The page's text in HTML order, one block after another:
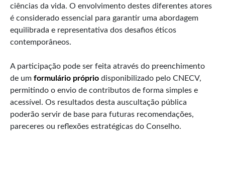
ciências da vida. O envolvimento destes diferentes atores
é considerado essencial para garantir uma abordagem
equilibrada e representativa dos desafios éticos
contemporâneos.
A participação pode ser feita através do preenchimento
de um formulário próprio disponibilizado pelo CNECV,
permitindo o envio de contributos de forma simples e
acessível. Os resultados desta auscultação pública
poderão servir de base para futuras recomendações,
pareceres ou reflexões estratégicas do Conselho.